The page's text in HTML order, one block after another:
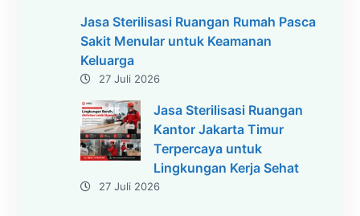
Jasa Sterilisasi Ruangan Rumah Pasca
Sakit Menular untuk Keamanan
Keluarga
27 Juli 2026
Jasa Sterilisasi Ruangan
Kantor Jakarta Timur
Terpercaya untuk
Lingkungan Kerja Sehat
27 Juli 2026